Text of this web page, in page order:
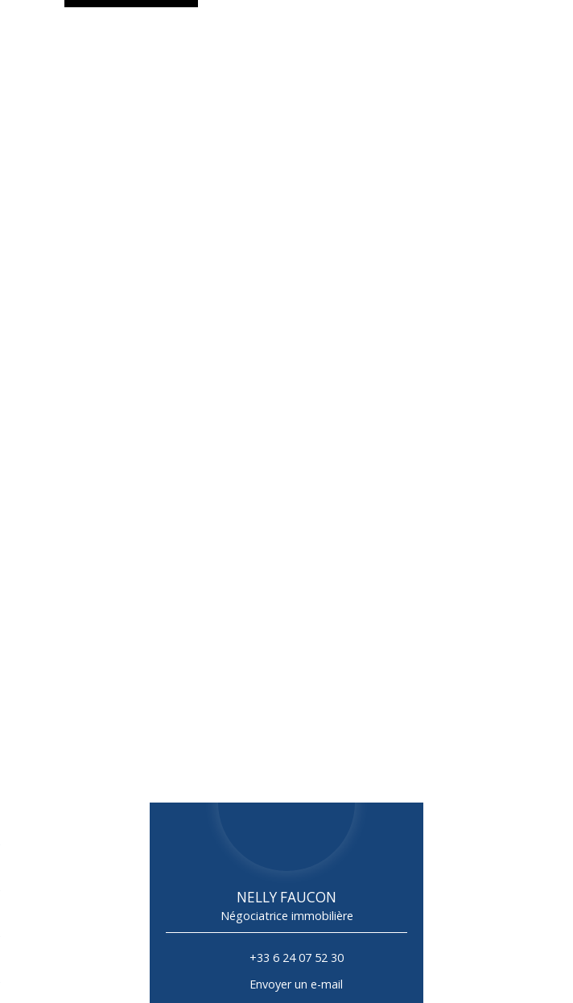
NELLY FAUCON
Négociatrice immobilière
+33 6 24 07 52 30
Envoyer un e-mail